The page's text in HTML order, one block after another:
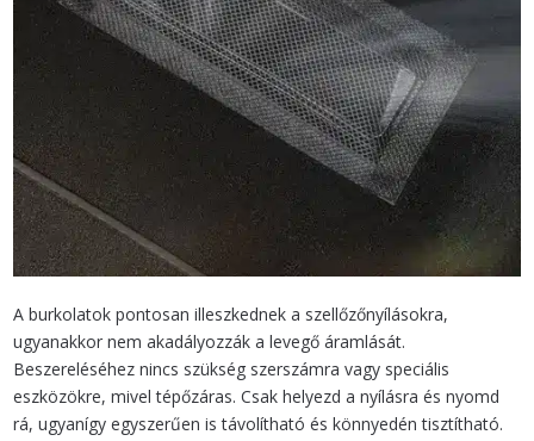
A burkolatok pontosan illeszkednek a szellőzőnyílásokra,
ugyanakkor nem akadályozzák a levegő áramlását.
Beszereléséhez nincs szükség szerszámra vagy speciális
eszközökre, mivel tépőzáras. Csak helyezd a nyílásra és nyomd
rá, ugyanígy egyszerűen is távolítható és könnyedén tisztítható.